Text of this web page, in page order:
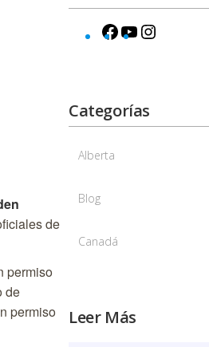
de
permiso
de
permiso
Categorías
Alberta
Blog
Canadá
Leer Más